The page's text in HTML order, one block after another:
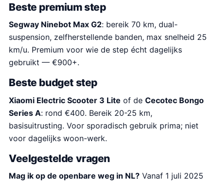
Beste premium step
Segway Ninebot Max G2: bereik 70 km, dual-
suspension, zelfherstellende banden, max snelheid 25
km/u. Premium voor wie de step écht dagelijks
gebruikt — €900+.
Beste budget step
Xiaomi Electric Scooter 3 Lite of de Cecotec Bongo
Series A: rond €400. Bereik 20-25 km,
basisuitrusting. Voor sporadisch gebruik prima; niet
voor dagelijks woon-werk.
Veelgestelde vragen
Mag ik op de openbare weg in NL? Vanaf 1 juli 2025